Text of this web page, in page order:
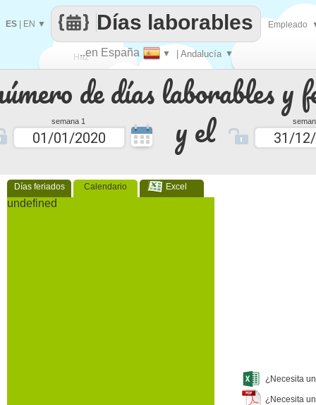
de días laborables y
semana 1 y el
Días feriados Calendario Excel
undefined
¿Necesita
¿Necesita
Haz
que
..en España ▼ | Andalucía ▼
Días laborables
ES EN ▼ Empleado